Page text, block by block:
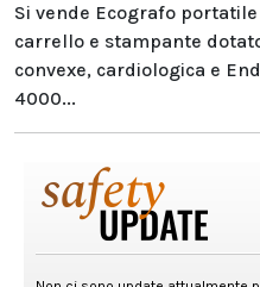
Si vende Ecografo
carrello e stampante
convexe, cardiologica e
4000...